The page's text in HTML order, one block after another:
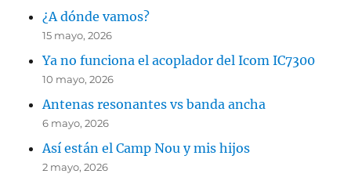
¿A dónde vamos?
15 mayo, 2026
Ya no funciona el acoplador del Icom IC7300
10 mayo, 2026
Antenas resonantes vs banda ancha
6 mayo, 2026
Así están el Camp Nou y mis hijos
2 mayo, 2026